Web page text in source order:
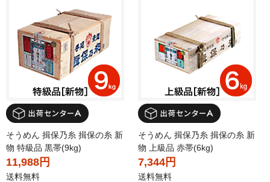
そうめん 揖保乃糸 揖保の糸 新
物 特級品 黒帯(9kg)
11,988円
送料無料
そうめん 揖保乃糸 揖保の糸 新
物 上級品 赤帯(6kg)
7,344円
送料無料